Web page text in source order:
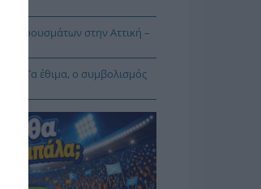
κρουσμάτων στην Αττική –
Τα έθιμα, ο συμβολισμός